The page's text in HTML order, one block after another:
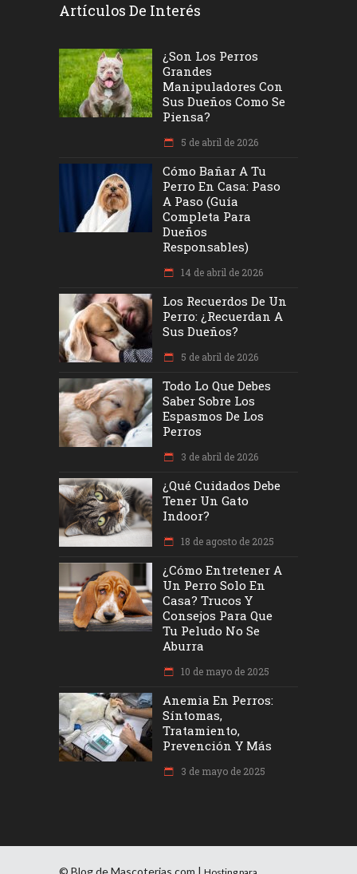
Artículos De Interés
¿Son Los Perros
Grandes
Manipuladores Con
Sus Dueños Como Se
Piensa?
5 de abril de 2026
Cómo Bañar A Tu
Perro En Casa: Paso
A Paso (Guía
Completa Para
Dueños
Responsables)
14 de abril de 2026
Los Recuerdos De Un
Perro: ¿recuerdan A
Sus Dueños?
5 de abril de 2026
Todo Lo Que Debes
Saber Sobre Los
Espasmos De Los
Perros
3 de abril de 2026
¿Qué Cuidados Debe
Tener Un Gato
Indoor?
18 de agosto de 2025
¿Cómo Entretener A
Un Perro Solo En
Casa? Trucos Y
Consejos Para Que
Tu Peludo No Se
Aburra
10 de mayo de 2025
Anemia En Perros:
Síntomas,
Tratamiento,
Prevención Y Más
3 de mayo de 2025